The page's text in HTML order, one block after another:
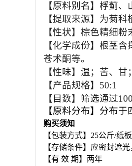
【原料别名】桴蓟
【提取来源】为菊科
【性状】棕色精细粉
【化学成份】根茎
苍术酮等。
【性味】温；苦、甘；
【产品规格】50:1
【目数】筛选通过100
【原料分布】分布
购买须知
【包装方式】25公斤/纸
【存储条件】应密封遮
【有 效 期】两年